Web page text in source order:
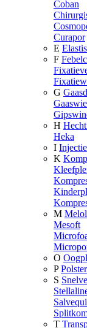
Coban
Curapor
E
F
G
H
Heka
I
K
M
Mesoft
O
P
S
T